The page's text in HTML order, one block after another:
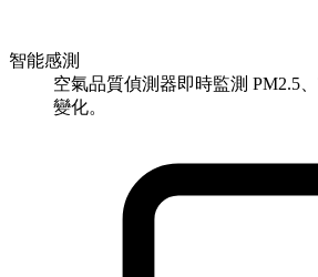
智能感測
空氣品質偵測器即時監測 PM2.5
變化。